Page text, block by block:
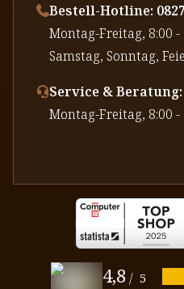
Bestell-Hotline:
⁠Montag-Freitag, 8:00 -
⁠Samstag, Sonntag,
Service & Beratung:
⁠Montag-Freitag, 8:00 -
4,8/ 5